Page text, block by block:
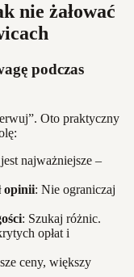
nie żałować
podczas
Oto praktyczny
najważniejsze –
opinii: Nie ograniczaj
: Szukaj różnic.
opłat i
ceny, większy